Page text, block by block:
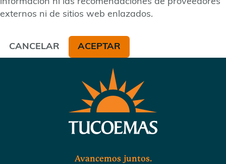
externos ni de sitios web enlazados.
CANCELAR ACEPTAR
Avancemos juntos.